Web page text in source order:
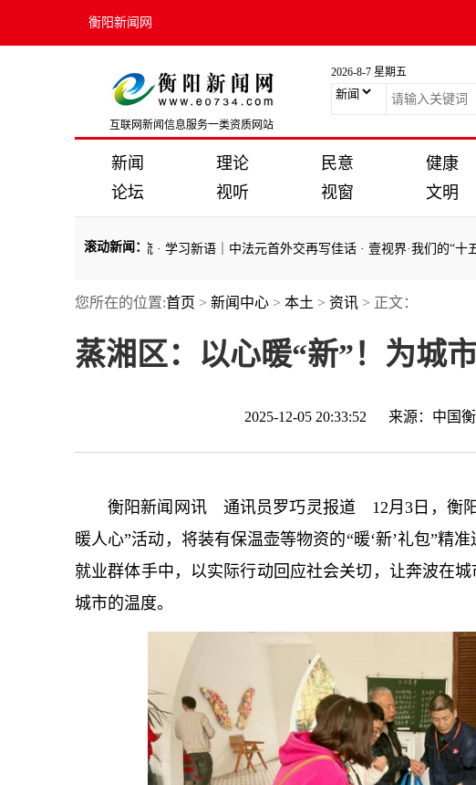
衡阳新闻网
互联网新闻信息服务一类资质网站
2026-8-7 星期五
新闻 理论 民意 健康
论坛
视听 视窗 文明
滚动新闻 ：
在成都进行友好交流· 学习新语｜中法元首外交再写佳话·壹视界·我们的“十五
在成都进行友好交流·学习新语｜中法元首外交再写佳话·壹视界·我们的“十五五
您所在的位置:首页 > 新闻中心 > 本土 > 资讯 > 正文：
蒸湘区：以心暖“新”！为城
2025-12-05 20:33:52 来源： 中国
衡阳新闻网讯 通讯员罗巧灵报道 12月3日，衡
暖人心”活动，将装有保温壶等物资的“暖‘新’礼包”精
就业群体手中，以实际行动回应社会关切，让奔波在
城市的温度。